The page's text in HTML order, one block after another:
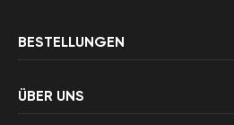
BESTELLUNGEN
ÜBER UNS